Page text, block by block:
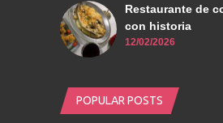
Restaurante de
con historia
12/02/2026
POPULAR POSTS